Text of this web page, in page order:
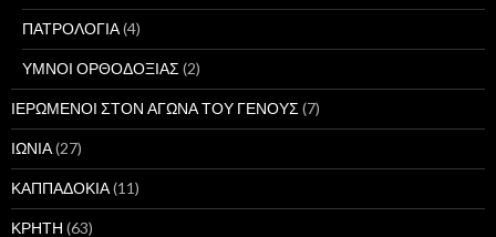
ΠΑΤΡΟΛΟΓΙΑ(4)
ΥΜΝΟΙ ΟΡΘΟΔΟΞΙΑΣ(2)
ΙΕΡΩΜΕΝΟΙ ΣΤΟΝ ΑΓΩΝΑ ΤΟΥ ΓΕΝΟΥΣ(7)
ΙΩΝΙΑ(27)
ΚΑΠΠΑΔΟΚΙΑ(11)
ΚΡΗΤΗ (63)